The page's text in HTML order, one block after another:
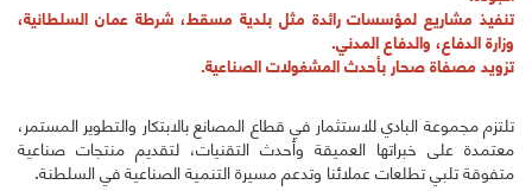
تنفيذ مشاريع لمؤسسات رائدة مثل بلدية مسقط، شرطة عمان السلطانية،
وزارة الدفاع، والدفاع المدني.
تزويد مصفاة صحار بأحدث المشغولات الصناعية.
تلتزم مجموعة البادي للاستثمار في قطاع المصانع بالابتكار والتطوير المستمر،
معتمدة على خبراتها العميقة وأحدث التقنيات، لتقديم منتجات صناعية
متفوقة تلبي تطلعات عملائنا وتدعم مسيرة التنمية الصناعية في السلطنة.